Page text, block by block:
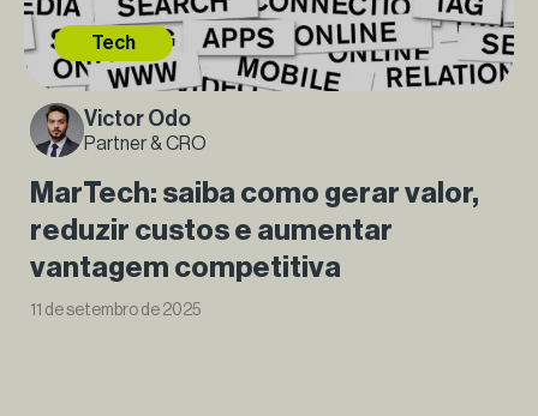
Tech
Victor Odo
Partner & CRO
MarTech: saiba como gerar valor,
reduzir custos e aumentar
vantagem competitiva
11 de setembro de 2025